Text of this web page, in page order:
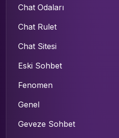
Chat Odaları
Chat Rulet
Chat Sitesi
Eski Sohbet
Fenomen
Genel
Geveze Sohbet